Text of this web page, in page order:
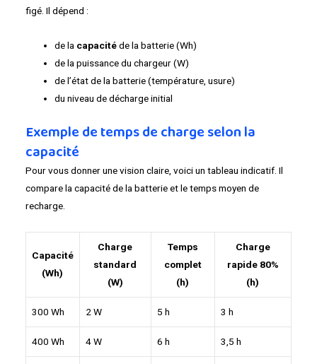
figé. Il dépend :
de la capacitéde la batterie (Wh)
de la puissance du chargeur (W)
de l’état de la batterie (température, usure)
du niveau de décharge initial
Exemple de temps de charge selon la
capacité
Pour vous donner une vision claire, voici un tableau indicatif. Il
compare la capacité de la batterie et le temps moyen de
recharge.
Capacité
(Wh)
Charge
standard
(W)
Temps
complet
(h)
Charge
rapide 80%
(h)
300 Wh 2 W 5 h 3 h
400 Wh 4 W 6 h 3,5 h